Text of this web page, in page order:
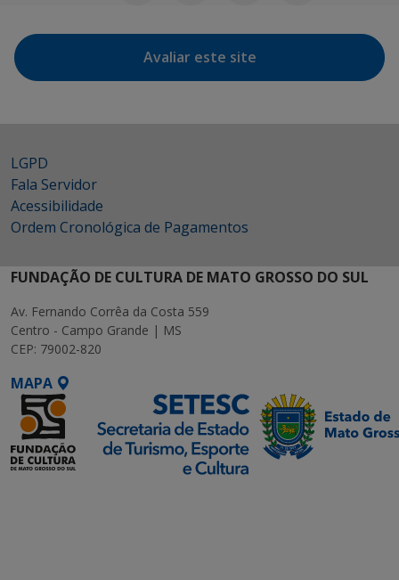
Avaliar este site
LGPD
Fala Servidor
Acessibilidade
Ordem Cronológica de Pagamentos
FUNDAÇÃO DE CULTURA DE MATO GROSSO DO SUL
Av. Fernando Corrêa da Costa 559
Centro - Campo Grande | MS
CEP: 79002-820
MAPA